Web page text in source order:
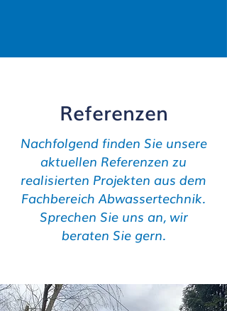
Referenzen
Nachfolgend finden Sie unsere
aktuellen Referenzen zu
realisierten Projekten aus dem
Fachbereich Abwassertechnik.
Sprechen Sie uns an, wir
beraten Sie gern.